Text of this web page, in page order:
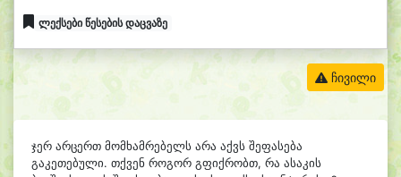
ლექსები წესების დაცვაზე
ჩივილი
ჯერ არცერთ მომხამრებელს არა აქვს შეფასება
გაკეთებული. თქვენ როგორ გფიქრობთ, რა ასაკის